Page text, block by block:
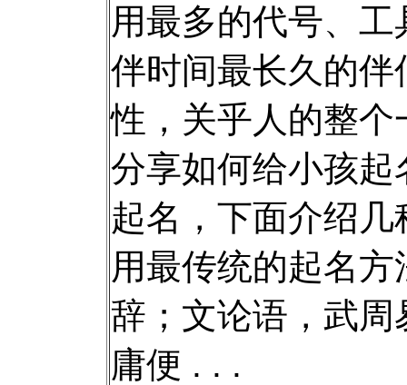
用最多的代号、
伴时间最长久的
性，关乎人的整
分享如何给小孩
起名，下面介绍几
用最传统的起名
辞；文论语，武
庸便 . . .